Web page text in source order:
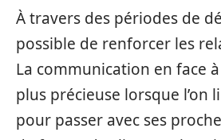
À travers des périodes de
possible de renforcer les
La communication en face
plus précieuse lorsque l’on
pour passer avec ses